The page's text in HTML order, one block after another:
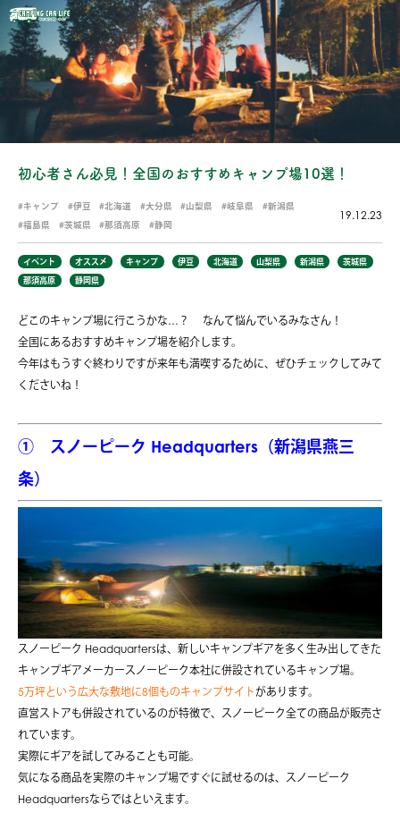
初心者さん必見！全国のおすすめキャンプ場10選！
キャンプ 伊豆 北海道 大分県 山梨県 岐阜県
新潟県
福島県
茨城県 那須高原 静岡
19.12.23
イベント オススメ キャンプ 伊豆 北海道 山梨県 新潟県
茨城県
那須高原
静岡県
どこのキャンプ場に行こうかな…？ なんて悩んでいるみなさん！
全国にあるおすすめキャンプ場を紹介します。
今年はもうすぐ終わりですが来年も満喫するために、ぜひチェックしてみて
くださいね！
① スノーピーク Headquarters（新潟県燕三
条）
スノーピーク Headquartersは、新しいキャンプギアを多く生み出してきた
キャンプギアメーカースノーピーク本社に併設されているキャンプ場。
5万坪という広大な敷地に8個ものキャンプサイト があります。
直営ストアも併設されているのが特徴で、スノーピーク全ての商品が販売さ
れています。
実際にギアを試してみることも可能。
気になる商品を実際のキャンプ場ですぐに試せるのは、スノーピーク
Headquartersならではといえます。